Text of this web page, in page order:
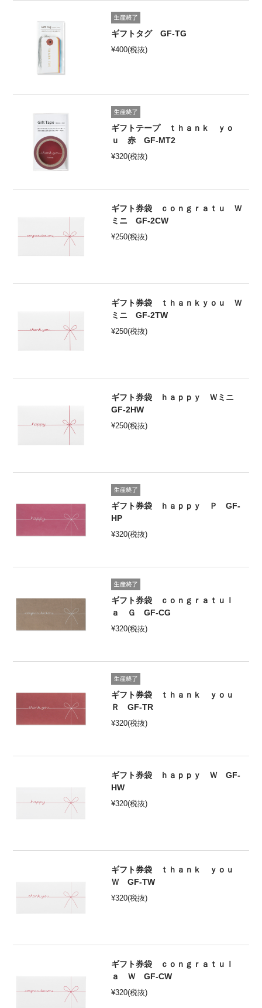
ギフトタグ GF-TG
¥400(税抜)
ギフトテープ ｔｈａｎｋ ｙｏ
ｕ 赤 GF-MT2
¥320(税抜)
ギフト券袋 ｃｏｎｇｒａｔｕ Ｗ
ミニ GF-2CW
¥250(税抜)
ギフト券袋 ｔｈａｎｋｙｏｕ Ｗ
ミニ GF-2TW
¥250(税抜)
ギフト券袋 ｈａｐｐｙ Ｗミニ
GF-2HW
¥250(税抜)
ギフト券袋 ｈａｐｐｙ Ｐ GF-
HP
¥320(税抜)
ギフト券袋 ｃｏｎｇｒａｔｕｌ
ａ Ｇ GF-CG
¥320(税抜)
ギフト券袋 ｔｈａｎｋ ｙｏｕ
Ｒ GF-TR
¥320(税抜)
ギフト券袋 ｈａｐｐｙ Ｗ GF-
HW
¥320(税抜)
ギフト券袋 ｔｈａｎｋ ｙｏｕ
Ｗ GF-TW
¥320(税抜)
ギフト券袋 ｃｏｎｇｒａｔｕｌ
ａ Ｗ GF-CW
¥320(税抜)